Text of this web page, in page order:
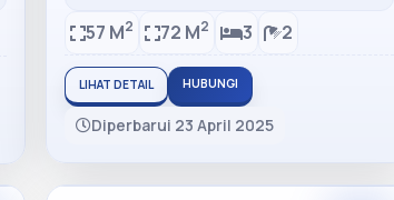
57 M2 72 M2 3 2
LIHAT DETAIL HUBUNGI
Diperbarui 23 April 2025